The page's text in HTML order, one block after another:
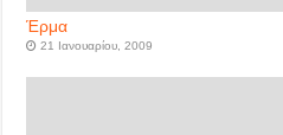
Έρμα
21 Ιανουαρίου, 2009